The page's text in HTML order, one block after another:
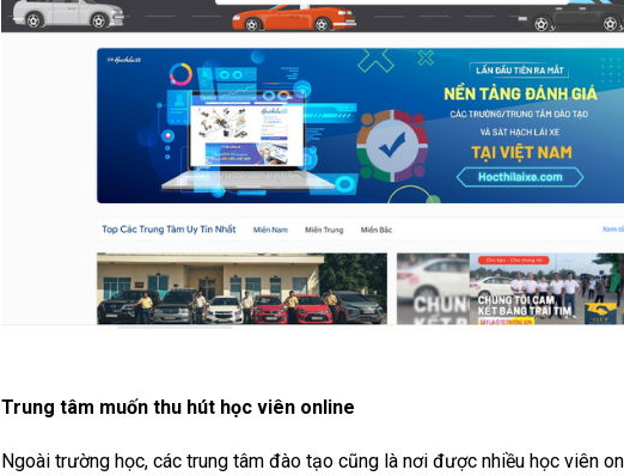
Trung tâm muốn thu hút học viên online
Ngoài trường học, các trung tâm đào tạo cũng là nơi được nhiều học viên